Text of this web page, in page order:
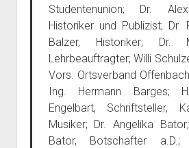
Studentenunion; Dr.
Historiker und Publizist; Dr.
Balzer, Historiker; Dr.
Lehrbeauftragter; Willi
Vors. Ortsverband
Ing. Hermann Barges;
Engelbart, Schriftsteller,
Musiker; Dr. Angelika
Bator, Botschafter a.D.;